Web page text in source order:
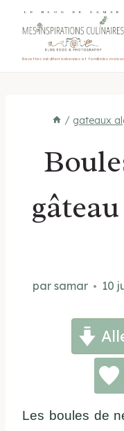
LE BLOG DE SAMAR
Recettes méditerranéennes et familiales maison
/ gateaux
par samar 10
Les boules de